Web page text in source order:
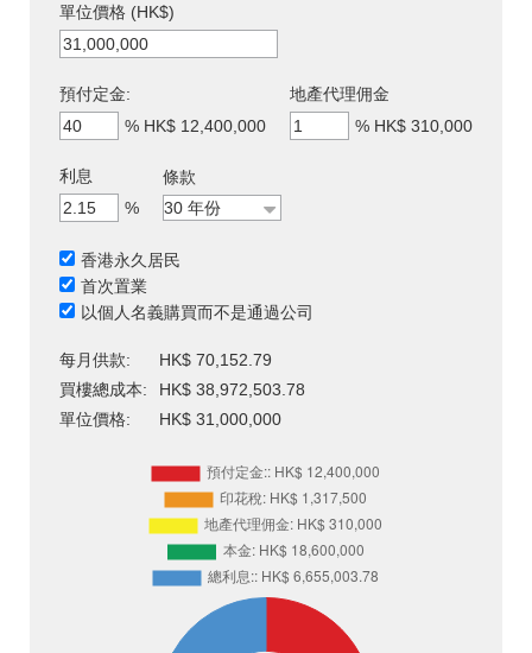
單位價格 (HK$)
預付定金:
% HK$ 12,400,000
地產代理佣金
% HK$ 310,000
利息
%
條款
香港永久居民
首次置業
以個人名義購買而不是通過公司
每月供款:
HK$ 70,152.79
買樓總成本:
HK$ 38,972,503.78
單位價格:
HK$ 31,000,000